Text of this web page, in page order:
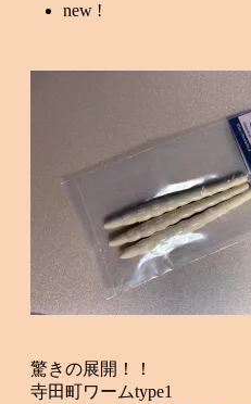
new !
驚きの展開！！
寺田町ワームtype1